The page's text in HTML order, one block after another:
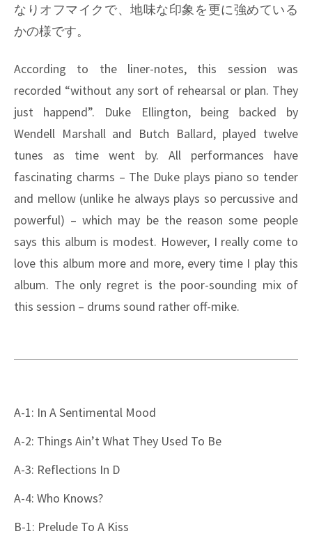
なりオフマイクで、地味な印象を更に強めている
かの様です。
According to the liner-notes, this session was
recorded “without any sort of rehearsal or plan. They
just happend”. Duke Ellington, being backed by
Wendell Marshall and Butch Ballard, played twelve
tunes as time went by. All performances have
fascinating charms – The Duke plays piano so tender
and mellow (unlike he always plays so percussive and
powerful) – which may be the reason some people
says this album is modest. However, I really come to
love this album more and more, every time I play this
album. The only regret is the poor-sounding mix of
this session – drums sound rather off-mike.
A-1: In A Sentimental Mood
A-2: Things Ain’t What They Used To Be
A-3: Reflections In D
A-4: Who Knows?
B-1: Prelude To A Kiss